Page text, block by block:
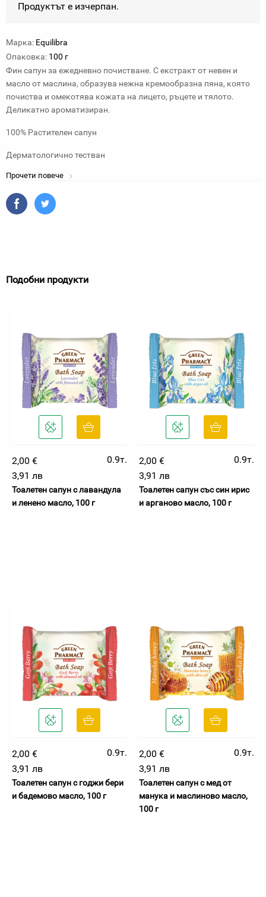
Продуктът е изчерпан.
Марка: Equilibra
Опаковка: 100 г
Фин сапун за ежедневно почистване. С екстракт от невен и
масло от маслина, образува нежна кремообразна пяна, която
почиства и омекотява кожата на лицето, ръцете и тялото.
Деликатно ароматизиран.
100% Растителен сапун
Дерматологично тестван
Прочети повече
Подобни продукти
2,00 €
0.9т.
3,91 лв
Тоалетен сапун с лавандула
и ленено масло, 100 г
2,00 €
0.9т.
3,91 лв
Тоалетен сапун със син ирис
и арганово масло, 100 г
2,00 €
0.9т.
3,91 лв
Тоалетен сапун с годжи бери
и бадемово масло, 100 г
2,00 €
0.9т.
3,91 лв
Тоалетен сапун с мед от
манука и маслиново масло,
100 г